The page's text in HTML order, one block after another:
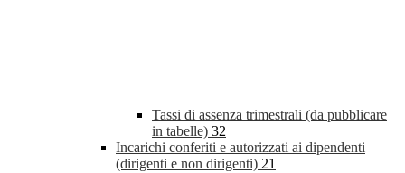
Tassi di assenza trimestrali (da pubblicare
in tabelle) 32
Incarichi conferiti e autorizzati ai dipendenti
(dirigenti e non dirigenti) 21